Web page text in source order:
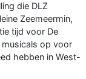
die DLZ
Zeemeermin,
tijd voor De
musicals op voor
hebben in West-